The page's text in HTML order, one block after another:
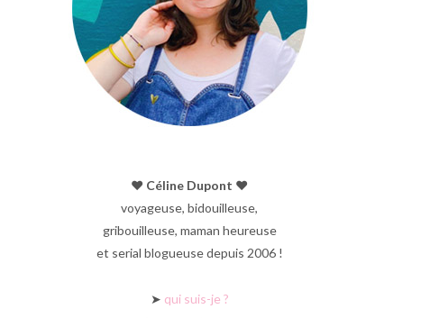
♥︎ Céline Dupont ♥︎
voyageuse, bidouilleuse,
gribouilleuse, maman heureuse
et serial blogueuse depuis 2006 !
➤ qui suis-je ?